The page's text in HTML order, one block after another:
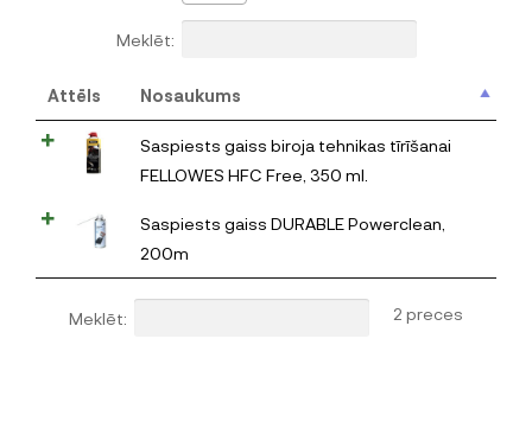
Meklēt:
Attēls Nosaukums
Saspiests gaiss biroja tehnikas tīrīšanai
FELLOWES HFC Free, 350 ml.
Saspiests gaiss DURABLE Powerclean,
200m
Meklēt: 2 preces